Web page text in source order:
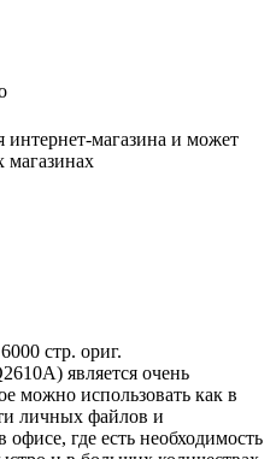
интернет-магазина и может
магазинах
стр. ориг.
является очень
можно использовать как в
личных файлов и
где есть необходимость